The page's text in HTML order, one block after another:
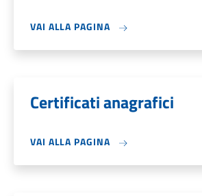
VAI ALLA PAGINA
Certificati anagrafici
VAI ALLA PAGINA